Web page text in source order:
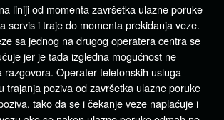
liniji od momenta završetka ulazne poruke
servis i traje do momenta prekidanja veze.
sa jednog na drugog operatera centra se
jer je tada izgledna mogućnost ne
razgovora. Operater telefonskih usluga
trajanja poziva od završetka ulazne poruke
tako da se i čekanje veze naplaćuje i